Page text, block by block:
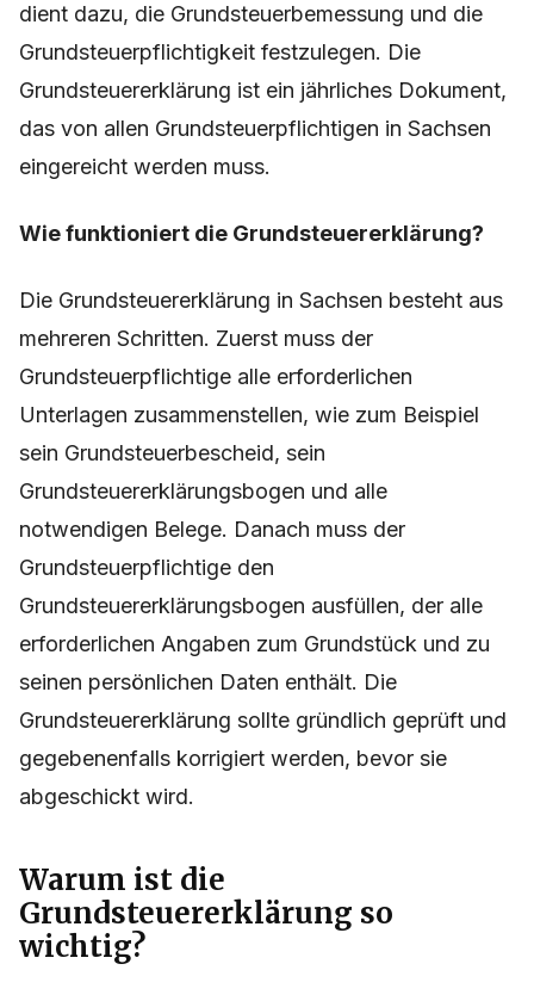
dient dazu, die Grundsteuerbemessung und die
Grundsteuerpflichtigkeit festzulegen. Die
Grundsteuererklärung ist ein jährliches Dokument,
das von allen Grundsteuerpflichtigen in Sachsen
eingereicht werden muss.
Wie funktioniert die Grundsteuererklärung?
Die Grundsteuererklärung in Sachsen besteht aus
mehreren Schritten. Zuerst muss der
Grundsteuerpflichtige alle erforderlichen
Unterlagen zusammenstellen, wie zum Beispiel
sein Grundsteuerbescheid, sein
Grundsteuererklärungsbogen und alle
notwendigen Belege. Danach muss der
Grundsteuerpflichtige den
Grundsteuererklärungsbogen ausfüllen, der alle
erforderlichen Angaben zum Grundstück und zu
seinen persönlichen Daten enthält. Die
Grundsteuererklärung sollte gründlich geprüft und
gegebenenfalls korrigiert werden, bevor sie
abgeschickt wird.
Warum ist die
Grundsteuererklärung so
wichtig?